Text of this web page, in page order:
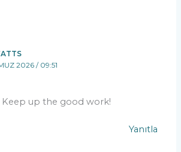
2026 / 09:51
Keep up the good work!
Yanıtla